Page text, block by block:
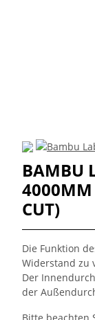
BAMBU
4000MM
CUT)
Die Funktion
Widerstand zu
Der
der